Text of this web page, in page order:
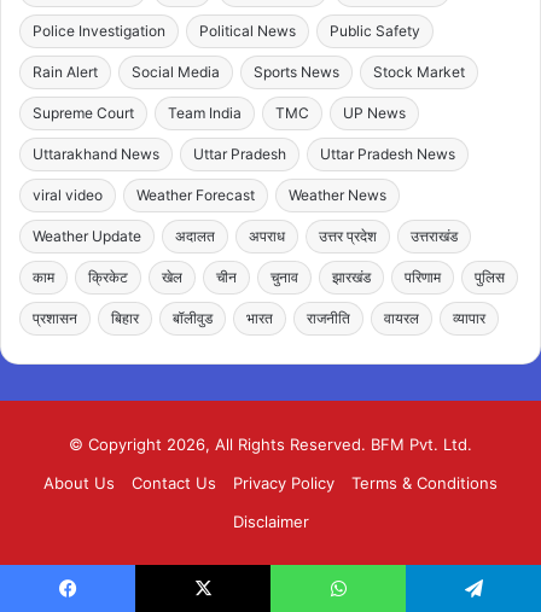
Police Investigation Political News Public Safety
Rain Alert Social Media Sports News Stock Market
Supreme Court Team India TMC UP News
Uttarakhand News Uttar Pradesh Uttar Pradesh News
viral video Weather Forecast Weather News
Weather Update अदालत अपराध उत्तर प्रदेश उत्तराखंड
काम क्रिकेट खेल चीन चुनाव झारखंड परिणाम पुलिस
प्रशासन बिहार बॉलीवुड भारत राजनीति वायरल व्यापार
© Copyright 2026, All Rights Reserved. BFM Pvt. Ltd.
About Us
Contact Us Privacy Policy
Terms & Conditions
Disclaimer